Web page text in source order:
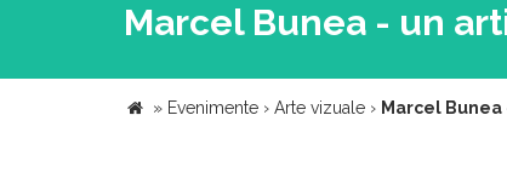
Marcel Bunea - un
» Evenimente › Arte vizuale › Marcel